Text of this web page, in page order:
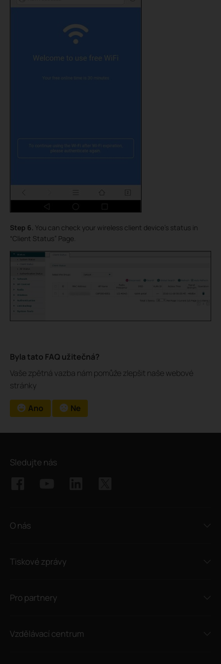
Step 6. You can check your wireless client device’s status in
“Client Status” Page.
Byla tato FAQ užitečná?
Vaše zpětná vazba nám pomůže zlepšit naše webové
stránky
Ano Ne
Sledujte nás
O nás
Tiskové zprávy
Pro partnery
Vzdělávací centrum